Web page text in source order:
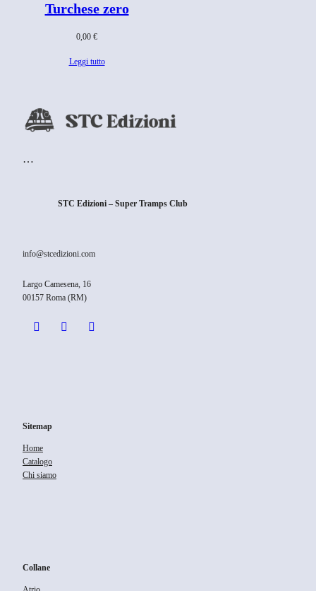
Turchese zero
0,00 €
Leggi tutto
…
STC Edizioni – Super Tramps Club
info@stcedizioni.com
Largo Camesena, 16
00157 Roma (RM)
Sitemap
Home
Catalogo
Chi siamo
Collane